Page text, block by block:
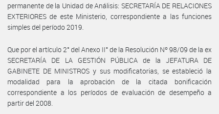
permanente de la Unidad de Análisis: SECRETARÍA DE RELACIONES
EXTERIORES de este Ministerio, correspondiente a las funciones
simples del período 2019.
Que por el artículo 2° del Anexo II° de la Resolución Nº 98/09 de la ex
SECRETARÍA DE LA GESTIÓN PÚBLICA de la JEFATURA DE
GABINETE DE MINISTROS y sus modificatorias, se estableció la
modalidad para la aprobación de la citada bonificación
correspondiente a los períodos de evaluación de desempeño a
partir del 2008.